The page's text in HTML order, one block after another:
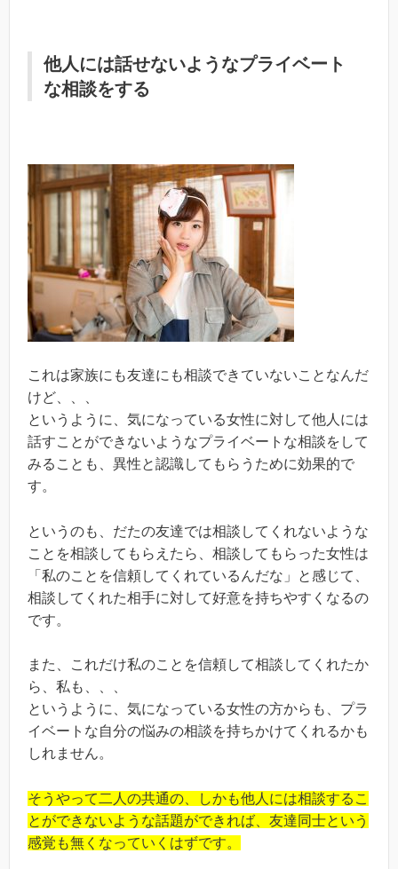
他人には話せないようなプライベート
な相談をする
これは家族にも友達にも相談できていないことなんだ
けど、、、
というように、気になっている女性に対して他人には
話すことができないようなプライベートな相談をして
みることも、異性と認識してもらうために効果的で
す。
というのも、だたの友達では相談してくれないような
ことを相談してもらえたら、相談してもらった女性は
「私のことを信頼してくれているんだな」と感じて、
相談してくれた相手に対して好意を持ちやすくなるの
です。
また、これだけ私のことを信頼して相談してくれたか
ら、私も、、、
というように、気になっている女性の方からも、プラ
イベートな自分の悩みの相談を持ちかけてくれるかも
しれません。
そうやって二人の共通の、しかも他人には相談するこ
とができないような話題ができれば、友達同士という
感覚も無くなっていくはずです。